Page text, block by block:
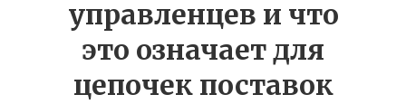
управленцев и что
это означает для
цепочек поставок